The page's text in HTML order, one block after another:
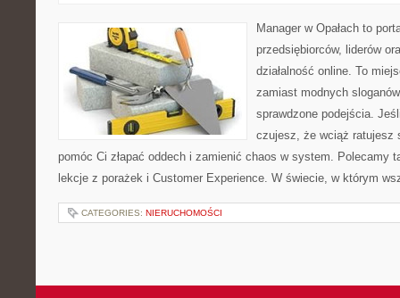
Manager w Opałach to
przedsiębiorców, liderów
działalność online. To
zamiast modnych
sprawdzone podejścia.
czujesz, że wciąż ratujesz
pomóc Ci złapać oddech i zamienić chaos w system. Polecamy
lekcje z porażek i Customer Experience. W świecie, w którym
CATEGORIES: NIERUCHOMOŚCI